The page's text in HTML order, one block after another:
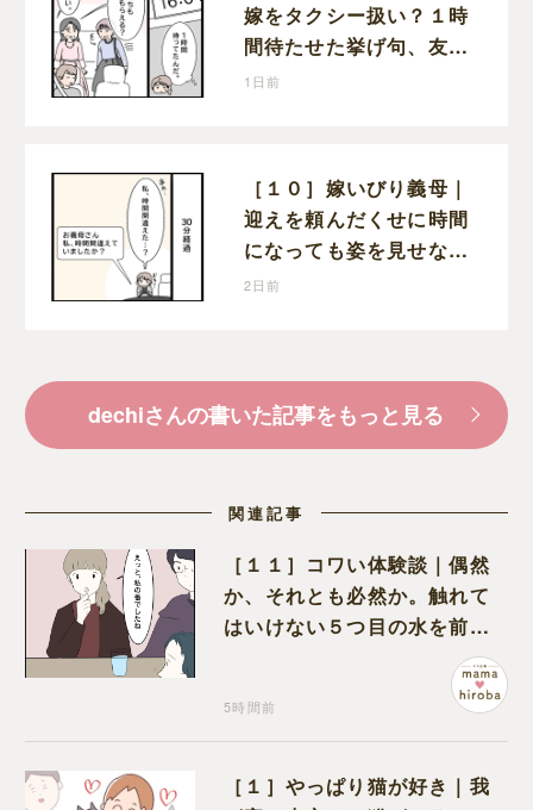
嫁をタクシー扱い？１時
間待たせた挙げ句、友人
まで送らせる義母が図々
1日前
［１０］嫁いびり義母｜
迎えを頼んだくせに時間
になっても姿を見せない
義母。返信すらなく不安
2日前
dechiさんの書いた記事をもっと見る
関連記事
［１１］コワい体験談｜偶然
か、それとも必然か。触れて
はいけない５つ目の水を前に
5時間前
［１］やっぱり猫が好き｜我